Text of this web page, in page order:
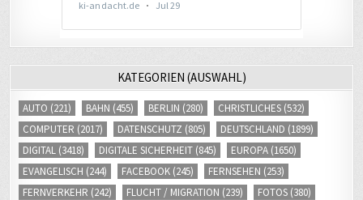
KATEGORIEN (AUSWAHL)
AUTO (221) BAHN (455) BERLIN (280) CHRISTLICHES (532)
COMPUTER (2017) DATENSCHUTZ (805) DEUTSCHLAND (1899)
DIGITAL (3418) DIGITALE SICHERHEIT (845) EUROPA (1650)
EVANGELISCH (244) FACEBOOK (245) FERNSEHEN (253)
FERNVERKEHR (242) FLUCHT / MIGRATION (239) FOTOS (380)